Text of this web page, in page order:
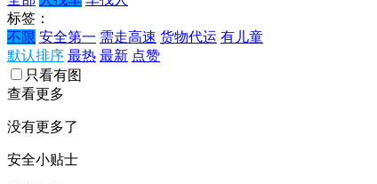
标签：
不限 安全第一 需走高速 货物代运 有儿童
默认排序 最热 最新 点赞
只看有图
查看更多
没有更多了
安全小贴士